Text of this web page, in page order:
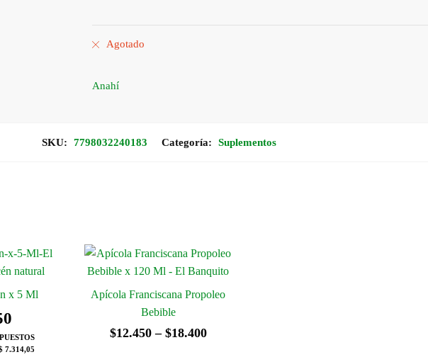
Agotado
Anahí
SKU: 7798032240183 Categoría: Suplementos
x 5 Ml
7.314,05
Apícola Franciscana Propoleo
Bebible
$12.450 – $18.400Rango